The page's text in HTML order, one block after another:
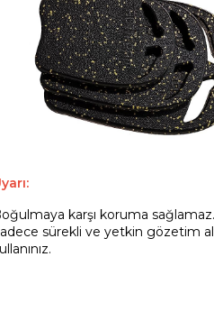
karşı koruma sağlamaz.
sürekli ve yetkin gözetim